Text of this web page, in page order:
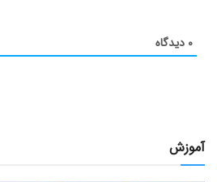
۰ دیدگاه
آموزش